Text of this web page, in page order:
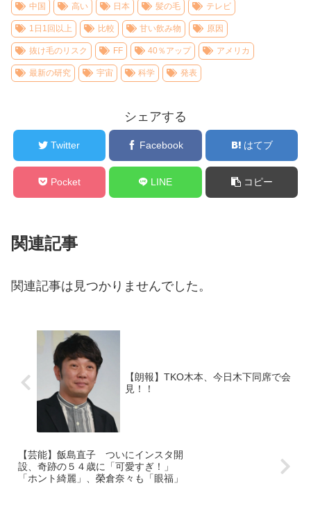
中国 高い 日本 髪の毛 テレビ
1日1回以上 比較 甘い飲み物 原因
抜け毛のリスク FF 40％アップ アメリカ
最新の研究 宇宙 科学 発表
シェアする
Twitter Facebook はてブ
Pocket LINE コピー
関連記事
関連記事は見つかりませんでした。
【朗報】TKO木本、今日木下同席で会
見！！
【芸能】飯島直子 ついにインスタ開
設、奇跡の５４歳に「可愛すぎ！」
「ホント綺麗」、榮倉奈々も「眼福」